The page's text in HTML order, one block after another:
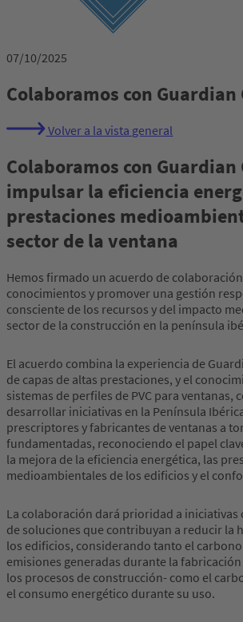
07/10/2025
Colaboramos con Guardian
Volver a la vista general
Colaboramos con Guardian
impulsar la eficiencia
prestaciones
sector de la ventana
Hemos firmado un acuerdo de
conocimientos y promover una gestión
consciente de los recursos y del impacto
sector de la construcción en la península
El acuerdo combina la experiencia de
de capas de altas prestaciones, y el
sistemas de perfiles de PVC para ventanas,
desarrollar iniciativas en la Península
prescriptores y fabricantes de ventanas a
fundamentadas, reconociendo el papel
la mejora de la eficiencia energética, las
medioambientales de los edificios y el
La colaboración dará prioridad a
de soluciones que contribuyan a reducir la
los edificios, considerando tanto el
emisiones generadas durante la
los procesos de construcción- como el
el consumo energético durante su uso.